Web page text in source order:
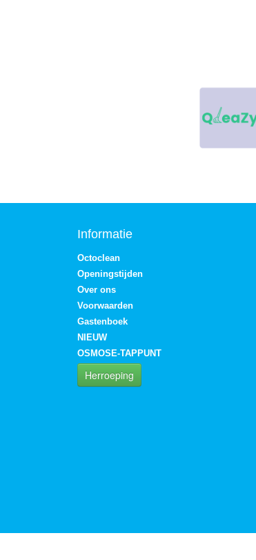
Informatie
Octoclean
Openingstijden
Over ons
Voorwaarden
Gastenboek
NIEUW
OSMOSE-TAPPUNT
Herroeping